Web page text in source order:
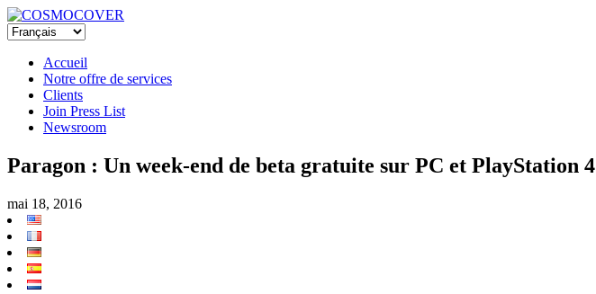
Accueil
Notre offre de services
Clients
Join Press List
Newsroom
Paragon : Un week-end de beta gratuite sur PC et PlayStation 4
mai 18, 2016